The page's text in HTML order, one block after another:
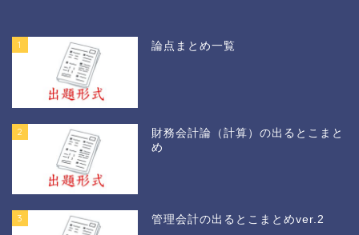
1 論点まとめ一覧
2
財務会計論（計算）の出るとこまと
め
3 管理会計の出るとこまとめver.2